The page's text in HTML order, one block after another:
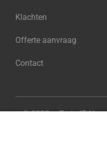
Klachten
Offerte aanvraag
Contact
© 2025 – Train IT Now